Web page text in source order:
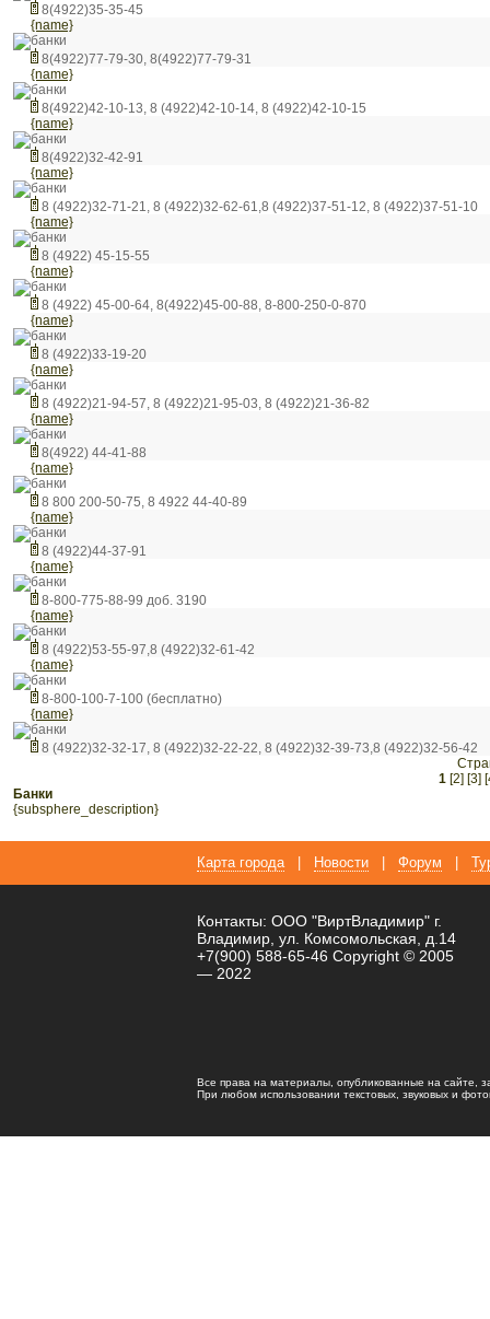
8(4922)35-35-45
{name}
банки
8(4922)77-79-30, 8(4922)77-79-31
{name}
банки
8(4922)42-10-13, 8 (4922)42-10-14, 8 (4922)42-10-15
{name}
банки
8(4922)32-42-91
{name}
банки
8 (4922)32-71-21, 8 (4922)32-62-61,8 (4922)37-51-12, 8 (4922)37-51-10
{name}
банки
8 (4922) 45-15-55
{name}
банки
8 (4922) 45-00-64, 8(4922)45-00-88, 8-800-250-0-870
{name}
банки
8 (4922)33-19-20
{name}
банки
8 (4922)21-94-57, 8 (4922)21-95-03, 8 (4922)21-36-82
{name}
банки
8(4922) 44-41-88
{name}
банки
8 800 200-50-75, 8 4922 44-40-89
{name}
банки
8 (4922)44-37-91
{name}
банки
8-800-775-88-99 доб. 3190
{name}
банки
8 (4922)53-55-97,8 (4922)32-61-42
{name}
банки
8-800-100-7-100 (бесплатно)
{name}
банки
8 (4922)32-32-17, 8 (4922)32-22-22, 8 (4922)32-39-73,8 (4922)32-56-42
1 [2] [3]
банки
{subsphere_description}
Карта города Новости Форум
Контакты: ООО "ВиртВладимир" г.
Владимир, ул. Комсомольская, д.14
+7(900) 588-65-46 Copyright © 2005
— 2022
Все права на материалы, опубликованные на сайте,
При любом использовании текстовых, звуковых и